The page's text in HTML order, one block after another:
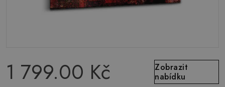
1 799.00 Kč
Zobrazit
nabídku